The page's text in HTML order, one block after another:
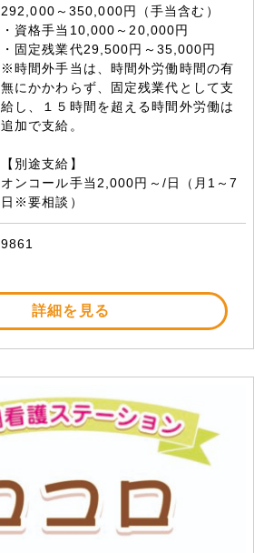
292,000～350,000円（手当含む）
・資格手当10,000～20,000円
・固定残業代29,500円～35,000円
※時間外手当は、時間外労働時間の有
無にかかわらず、固定残業代として支
給し、１５時間を超える時間外労働は
追加で支給。
【別途支給】
オンコール手当2,000円～/日（月1～7
日※要相談）
9861
詳細を見る